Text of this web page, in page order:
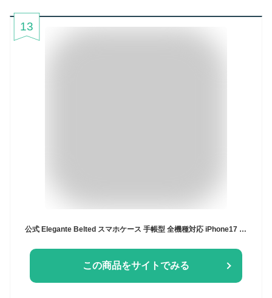
13
公式 Elegante Belted スマホケース 手帳型 全機種対応 iPhone17 ケース iPhone air 16e 16 pro max iPhone15 14 plus 13 iPhone se google pixel 9a 9 pro 8a ケース xperia 1 vii 10 vi galaxy a25 a36 5g AQUOS wish5 sense9 R10 携帯ケース
この商品をサイトでみる